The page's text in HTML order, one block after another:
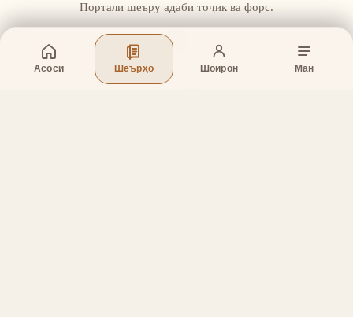
Асосӣ Шеърҳо Шоирон Ман
Портали шеъру адаби тоҷик ва форс.